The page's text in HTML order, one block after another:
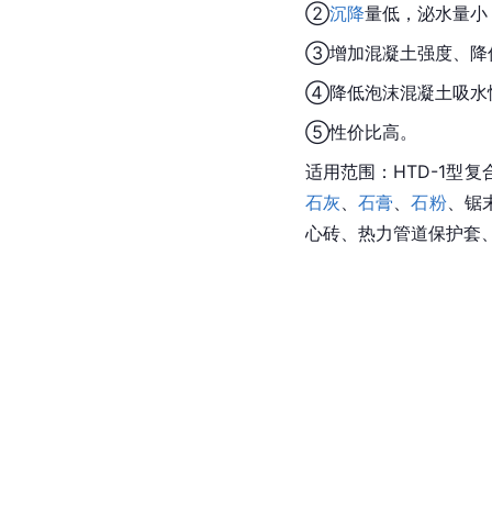
②沉降量低， 泌水量小
③增加混凝土强度、降
④降低泡沫混凝土吸水
⑤性价比高。
适用范围：HTD-1型复
石灰 、石膏 、石粉、锯
心砖、热力管道保护套